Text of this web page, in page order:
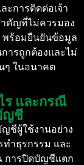
ะการติดต่อเจ้า
คัญที่ไม่ควรมอง
พร้อมยืนยันข้อมูล
ารถูกต้องและไม่
ๆ ในอนาคต
ร และกรณี
ญชี
ชีผู้ใช้งานอย่าง
ทำธุรกรรม และ
การปิดบัญชีแตก